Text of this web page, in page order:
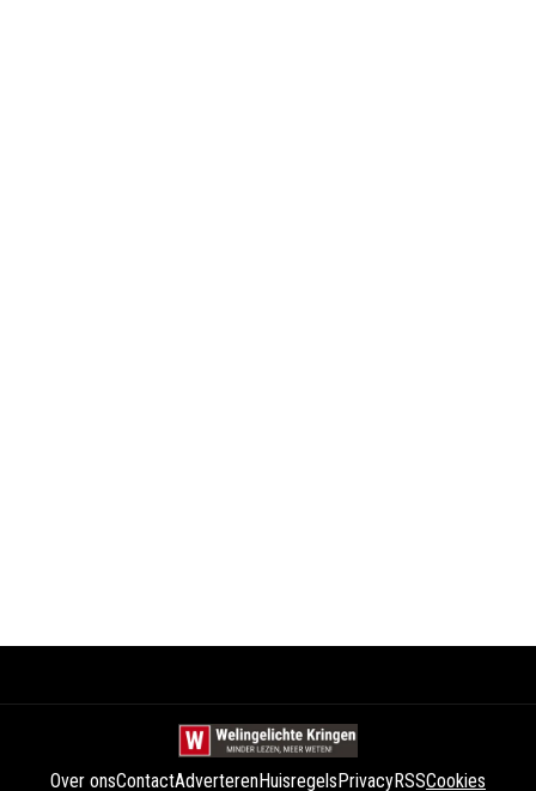
Over onsContactAdverterenHuisregelsPrivacyRSSCookies